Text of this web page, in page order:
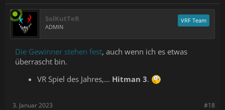
SolKutTeR
ADMIN
VRF Team
Die Gewinner stehen fest, auch wenn ich es etwas
überrascht bin.
VR Spiel des Jahres,... Hitman 3.
#18
3. Januar 2023